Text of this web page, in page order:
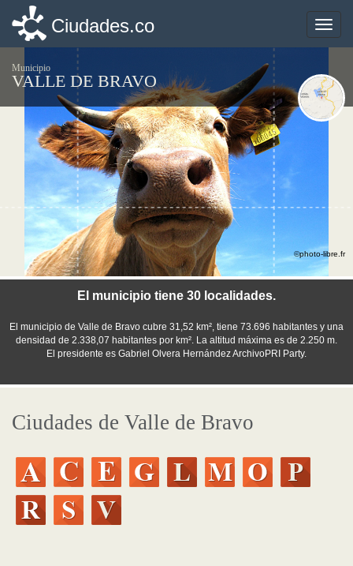
Toggle
Ciudades.co
Municipio
VALLE DE BRAVO
El municipio tiene 30 localidades.
El municipio de Valle de Bravo cubre 31,52 km², tiene 73.696 habitantes y una
densidad de 2.338,07 habitantes por km². La altitud máxima es de 2.250 m.
El presidente es Gabriel Olvera Hernández ArchivoPRI Party.
©photo-libre.fr
Ciudades de Valle de Bravo
Toggle
Ciudades.co